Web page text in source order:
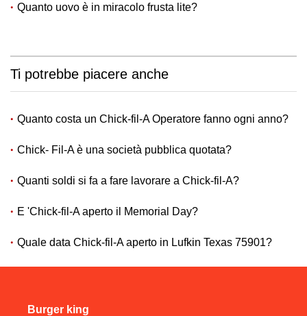
Quanto uovo è in miracolo frusta lite?
Ti potrebbe piacere anche
Quanto costa un Chick-fil-A Operatore fanno ogni anno?
Chick- Fil-A è una società pubblica quotata?
Quanti soldi si fa a fare lavorare a Chick-fil-A?
E 'Chick-fil-A aperto il Memorial Day?
Quale data Chick-fil-A aperto in Lufkin Texas 75901?
Burger king